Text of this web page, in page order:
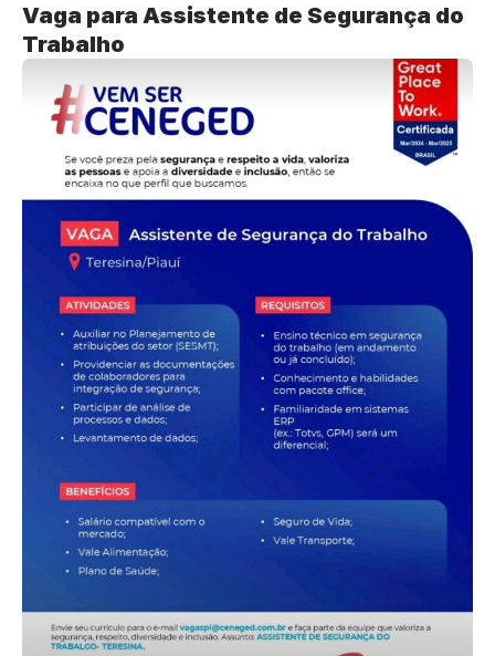
Vaga para Assistente de Segurança do
Trabalho